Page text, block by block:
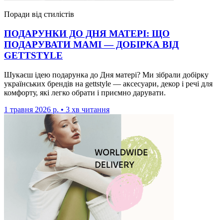
Поради від стилістів
ПОДАРУНКИ ДО ДНЯ МАТЕРІ: ЩО
ПОДАРУВАТИ МАМІ — ДОБІРКА ВІД
GETTSTYLE
Шукаєш ідею подарунка до Дня матері? Ми зібрали добірку
українських брендів на gettstyle — аксесуари, декор і речі для
комфорту, які легко обрати і приємно дарувати.
1 травня 2026 р. • 3 хв читання